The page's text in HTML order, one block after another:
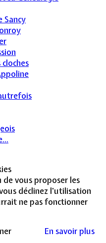
Sancy
vous proposer les
déclinez l'utilisation
ne pas fonctionner
En savoir plus